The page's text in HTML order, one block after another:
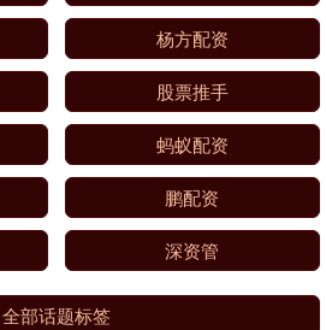
杨方配资
股票推手
蚂蚁配资
鹏配资
深资管
全部话题标签